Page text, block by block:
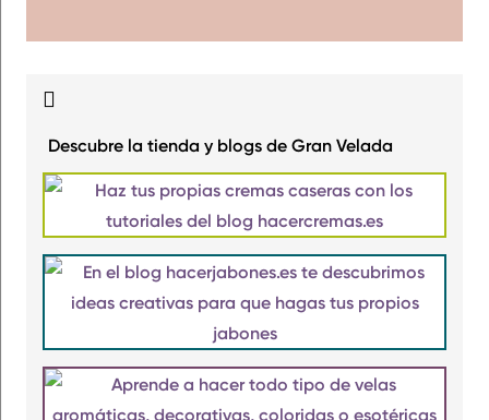
Descubre la tienda y blogs de Gran Velada